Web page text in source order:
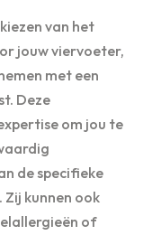
van het
jouw viervoeter,
met een
Deze
om jou te
de specifieke
kunnen ook
of